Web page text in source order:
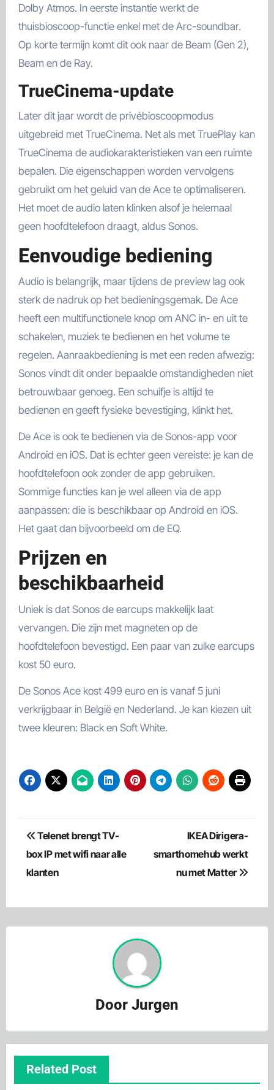
Dolby Atmos. In eerste instantie werkt de
thuisbioscoop-functie enkel met de Arc-soundbar.
Op korte termijn komt dit ook naar de Beam (Gen 2),
Beam en de Ray.
TrueCinema-update
Later dit jaar wordt de privébioscoopmodus
uitgebreid met TrueCinema. Net als met TruePlay kan
TrueCinema de audiokarakteristieken van een ruimte
bepalen. Die eigenschappen worden vervolgens
gebruikt om het geluid van de Ace te optimaliseren.
Het moet de audio laten klinken alsof je helemaal
geen hoofdtelefoon draagt, aldus Sonos.
Eenvoudige bediening
Audio is belangrijk, maar tijdens de preview lag ook
sterk de nadruk op het bedieningsgemak. De Ace
heeft een multifunctionele knop om ANC in- en uit te
schakelen, muziek te bedienen en het volume te
regelen. Aanraakbediening is met een reden afwezig:
Sonos vindt dit onder bepaalde omstandigheden niet
betrouwbaar genoeg. Een schuifje is altijd te
bedienen en geeft fysieke bevestiging, klinkt het.
De Ace is ook te bedienen via de Sonos-app voor
Android en iOS. Dat is echter geen vereiste: je kan de
hoofdtelefoon ook zonder de app gebruiken.
Sommige functies kan je wel alleen via de app
aanpassen: die is beschikbaar op Android en iOS.
Het gaat dan bijvoorbeeld om de EQ.
Prijzen en
beschikbaarheid
Uniek is dat Sonos de earcups makkelijk laat
vervangen. Die zijn met magneten op de
hoofdtelefoon bevestigd. Een paar van zulke earcups
kost 50 euro.
De Sonos Ace kost 499 euro en is vanaf 5 juni
verkrijgbaar in België en Nederland. Je kan kiezen uit
twee kleuren: Black en Soft White.
Bericht
navigatie
Telenet brengt TV-
box IP met wifi naar alle
klanten
IKEA Dirigera-
smarthomehub werkt
nu met Matter
Door Jurgen
Related Post